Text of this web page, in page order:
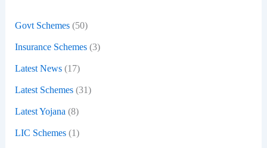
Govt Schemes(50)
Insurance Schemes(3)
Latest News(17)
Latest Schemes(31)
Latest Yojana (8)
LIC Schemes(1)